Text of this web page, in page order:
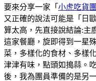
要來分享一家「 小虎吃貨團
又正確的說法可能是「日
算太高，先直接說結論:主
這家餐廳，旋即得到一星
菜，多樣化的食材、多樣
津津有味，點頭如搗蒜。
後，我為團員準備的是另